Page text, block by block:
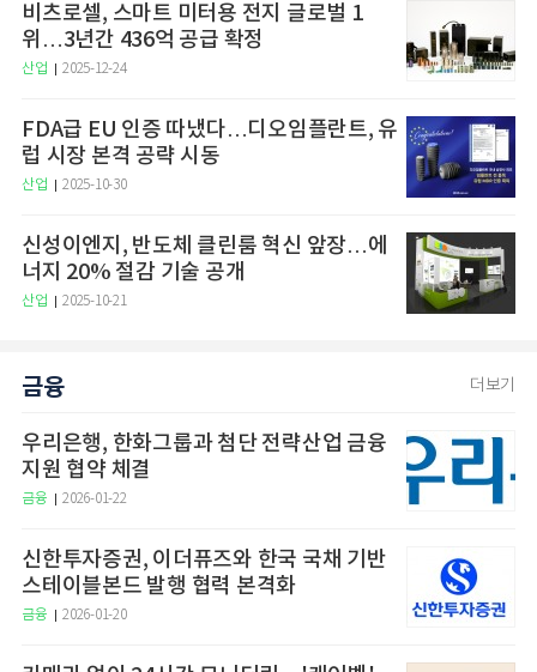
비츠로셀, 스마트 미터용 전지 글로벌 1
위…3년간 436억 공급 확정
산업 2025-12-24
FDA급 EU 인증 따냈다…디오임플란트, 유
럽 시장 본격 공략 시동
산업 2025-10-30
신성이엔지, 반도체 클린룸 혁신 앞장…에
너지 20% 절감 기술 공개
산업 2025-10-21
금융 더보기
우리은행, 한화그룹과 첨단 전략산업 금융
지원 협약 체결
금융 2026-01-22
신한투자증권, 이더퓨즈와 한국 국채 기반
스테이블본드 발행 협력 본격화
금융 2026-01-20